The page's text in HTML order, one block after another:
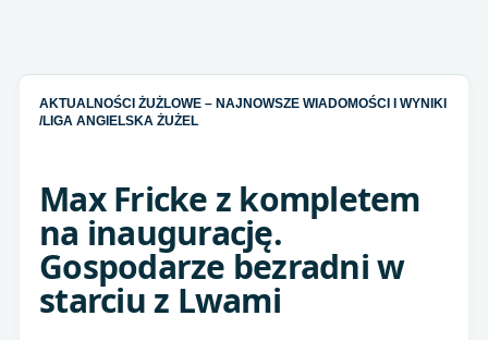
AKTUALNOŚCI ŻUŻLOWE – NAJNOWSZE WIADOMOŚCI I WYNIKI
/LIGA ANGIELSKA ŻUŻEL
Max Fricke z kompletem
na inaugurację.
Gospodarze bezradni w
starciu z Lwami